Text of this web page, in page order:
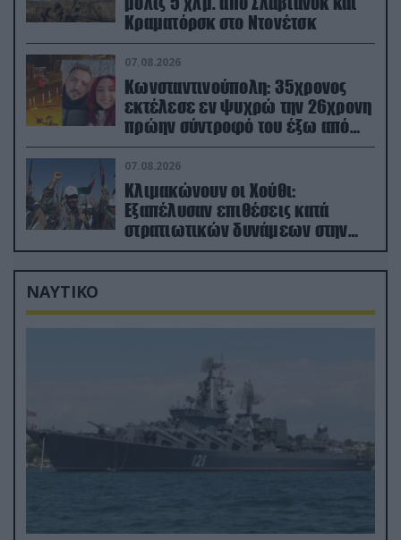
Κραματόρσκ στο Ντονέτσκ
07.08.2026
Κωνσταντινούπολη: 35χρονος
εκτέλεσε εν ψυχρώ την 26χρονη
πρώην σύντροφό του έξω από
φαρμακείο (βίντεο)
07.08.2026
Κλιμακώνουν οι Χούθι:
Eξαπέλυσαν επιθέσεις κατά
στρατιωτικών δυνάμεων στην
Υεμένη – Πλήγματα & στη
Σαουδική Αραβία!
ΝΑΥΤΙΚΟ